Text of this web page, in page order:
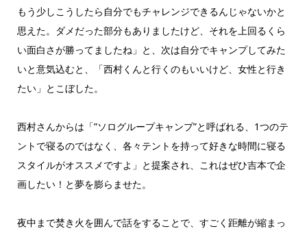
もう少しこうしたら自分でもチャレンジできるんじゃないかと
思えた。ダメだった部分もありましたけど、それを上回るくら
い面白さが勝ってましたね」と、次は自分でキャンプしてみた
いと意気込むと、「西村くんと行くのもいいけど、女性と行き
たい」とこぼした。
西村さんからは「”ソログループキャンプ”と呼ばれる、1つのテ
ントで寝るのではなく、各々テントを持って好きな時間に寝る
スタイルがオススメですよ」と提案され、これはぜひ吉本で企
画したい！と夢を膨らませた。
夜中まで焚き火を囲んで話をすることで、すごく距離が縮まっ